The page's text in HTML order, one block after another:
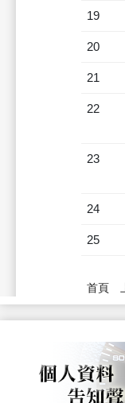
19
20
21
22
23
24
25
首頁